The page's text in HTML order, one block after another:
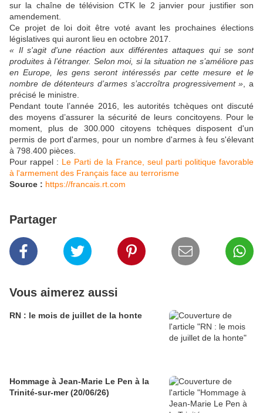
sur la chaîne de télévision CTK le 2 janvier pour justifier son
amendement.
Ce projet de loi doit être voté avant les prochaines élections
législatives qui auront lieu en octobre 2017.
« Il s'agit d'une réaction aux différentes attaques qui se sont
produites à l’étranger. Selon moi, si la situation ne s’améliore pas
en Europe, les gens seront intéressés par cette mesure et le
nombre de détenteurs d’armes s’accroîtra progressivement » , a
précisé le ministre.
Pendant toute l’année 2016, les autorités tchèques ont discuté
des moyens d’assurer la sécurité de leurs concitoyens. Pour le
moment, plus de 300.000 citoyens tchèques disposent d'un
permis de port d'armes, pour un nombre d'armes à feu s'élevant
à 798.400 pièces.
Pour rappel : Le Parti de la France, seul parti politique favorable
à l'armement des Français face au terrorisme
Source : https://francais.rt.com
Partager
Vous aimerez aussi
RN : le mois de juillet de la honte
Hommage à Jean-Marie Le Pen à la
Trinité-sur-mer (20/06/26)